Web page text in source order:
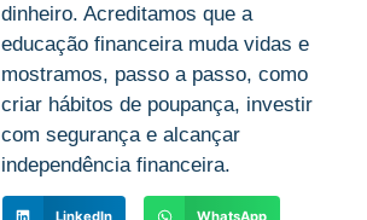
dinheiro. Acreditamos que a
educação financeira muda vidas e
mostramos, passo a passo, como
criar hábitos de poupança, investir
com segurança e alcançar
independência financeira.
LinkedIn WhatsApp